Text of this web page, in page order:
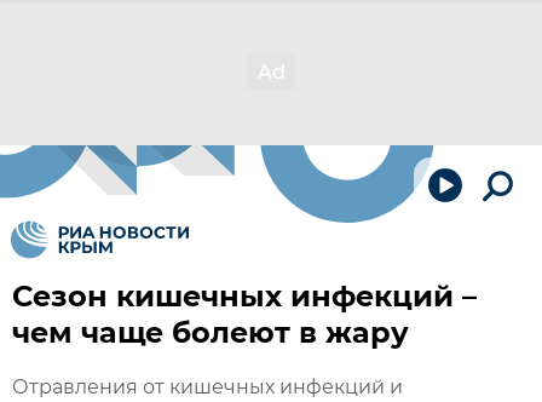
Сезон кишечных инфекций –
чем чаще болеют в жару
Отравления от кишечных инфекций и